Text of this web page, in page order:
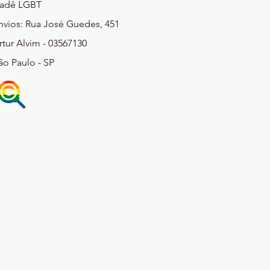
LGBT
Rua José Guedes, 451
Alvim - 03567130
Paulo - SP